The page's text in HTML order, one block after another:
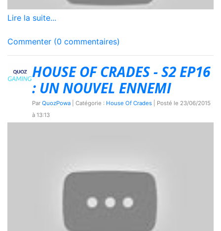
Lire la suite...
Commenter (0 commentaires)
HOUSE OF CRADES - S2 EP16
: UN NOUVEL ENNEMI
Par QuozPowa | Catégorie : House Of Crades | Posté le 23/06/2015
à 13:13